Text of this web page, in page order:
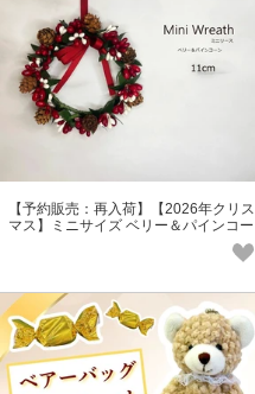
【予約販売：再入荷】【2026年クリス
マス】ミニサイズ ベリー＆パインコー